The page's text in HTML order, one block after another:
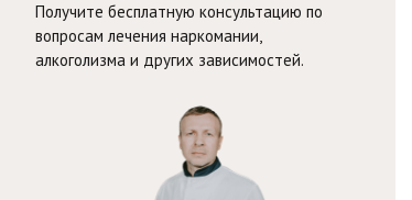
Получите бесплатную консультацию по
вопросам лечения наркомании,
алкоголизма и других зависимостей.